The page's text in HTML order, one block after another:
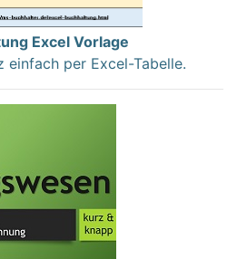
Excel Vorlage
einfach per Excel-Tabelle.